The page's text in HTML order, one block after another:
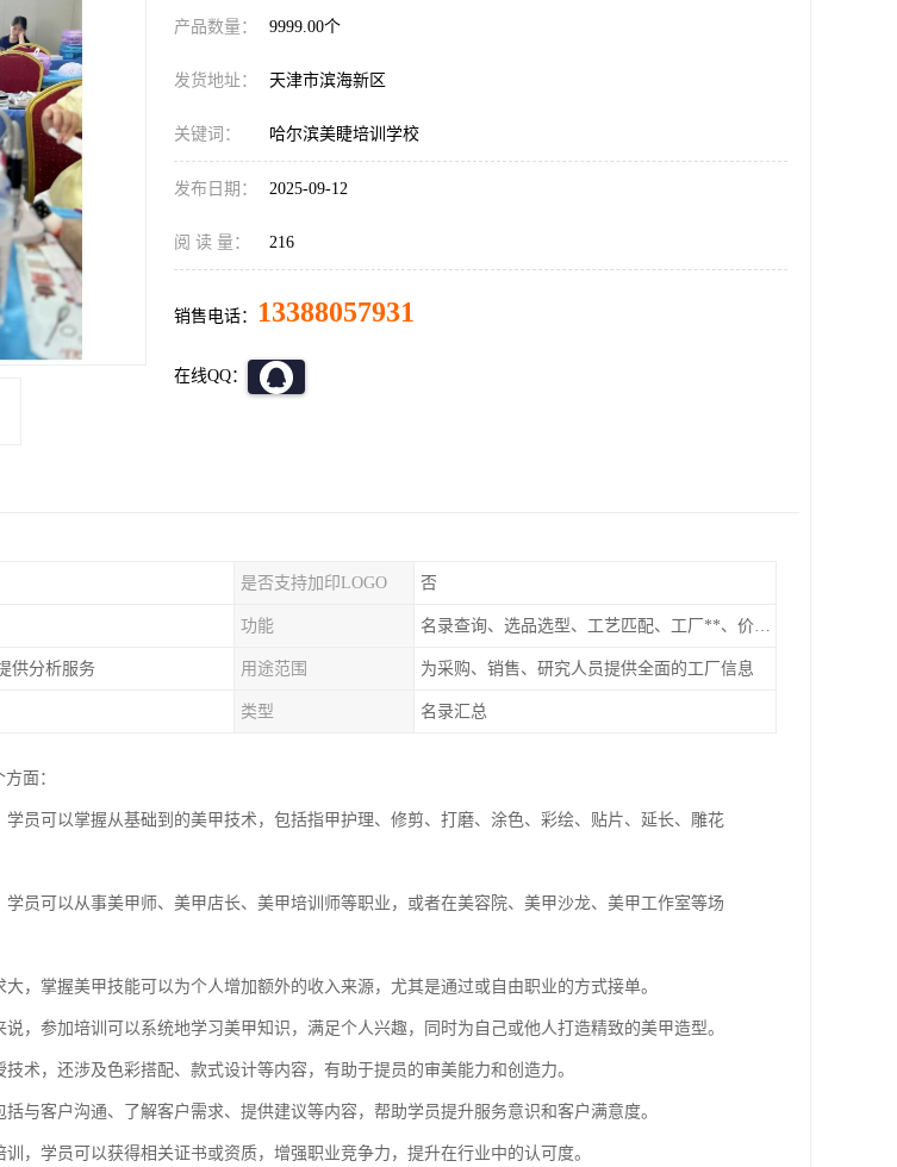
产品数量： 9999.00个
发货地址： 天津市滨海新区
关键词： 哈尔滨美睫培训学校
发布日期： 2025-09-12
阅 读 量： 216
销售电话： 13388057931
在线QQ：
是否支持加印LOGO 否
功能 名录查询、选品选型、工艺匹配、工厂**、价格统计、市场分析
供分析服务 用途范围 为采购、销售、研究人员提供全面的工厂信息
类型 名录汇总
面：
员可以掌握从基础到的美甲技术，包括指甲护理、修剪、打磨、涂色、彩绘、贴片、延长、雕花
员可以从事美甲师、美甲店长、美甲培训师等职业，或者在美容院、美甲沙龙、美甲工作室等场
，掌握美甲技能可以为个人增加额外的收入来源，尤其是通过或自由职业的方式接单。
，参加培训可以系统地学习美甲知识，满足个人兴趣，同时为自己或他人打造精致的美甲造型。
术，还涉及色彩搭配、款式设计等内容，有助于提员的审美能力和创造力。
与客户沟通、了解客户需求、提供建议等内容，帮助学员提升服务意识和客户满意度。
，学员可以获得相关证书或资质，增强职业竞争力，提升在行业中的认可度。